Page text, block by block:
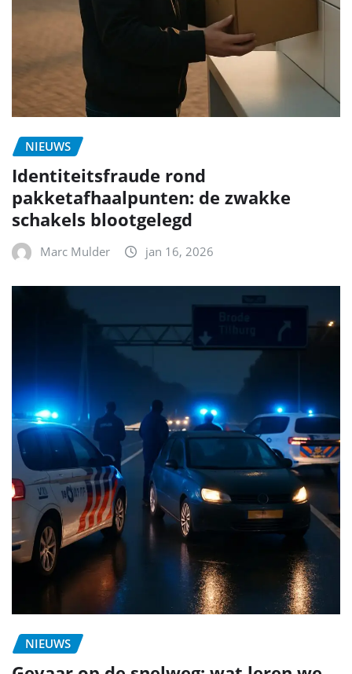
NIEUWS
Identiteitsfraude rond
pakketafhaalpunten: de zwakke
schakels blootgelegd
Marc Mulder jan 16, 2026
NIEUWS